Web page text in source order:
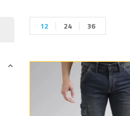
12 24 36